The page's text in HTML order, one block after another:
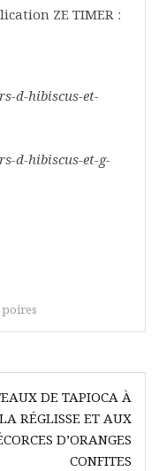
ZE TIMER :
poires
DE TAPIOCA À
LA RÉGLISSE ET AUX
D’ORANGES
CONFITES